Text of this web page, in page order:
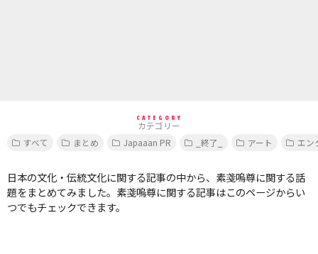
CATEGORY
カテゴリー
すべて
まとめ Japaaan PR _終了_ アート エン
日本の文化・伝統文化に関する記事の中から、素戔嗚尊に関する話
題をまとめてみました。素戔嗚尊に関する記事はこのページからい
つでもチェックできます。